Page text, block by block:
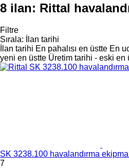
8 ilan: Rittal
Filtre
Sırala:
İlan tarihi
İlan tarihi En pahalısı en üstte En
yeni en üstte Üretim tarihi - eski en
SK 3238.100 havalandırma
7